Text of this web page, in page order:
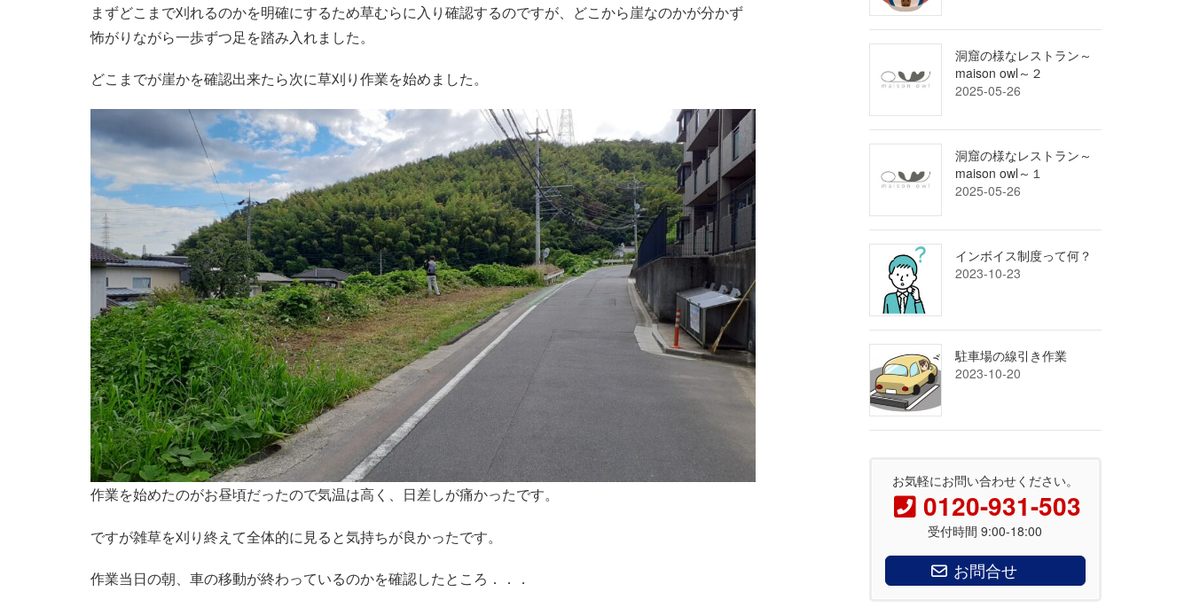
まずどこまで刈れるのかを明確にするため草むらに入り確認するのですが、どこから崖なのかが分かず
怖がりながら一歩ずつ足を踏み入れました。
どこまでが崖かを確認出来たら次に草刈り作業を始めました。
作業を始めたのがお昼頃だったので気温は高く、日差しが痛かったです。
ですが雑草を刈り終えて全体的に見ると気持ちが良かったです。
作業当日の朝、車の移動が終わっているのかを確認したところ．．．
洞窟の様なレストラン～
maison owl～２
2025-05-26
洞窟の様なレストラン～
maison owl～１
2025-05-26
インボイス制度って何？
2023-10-23
駐車場の線引き作業
2023-10-20
お気軽にお問い合わせください。
0120-931-503
受付時間 9:00-18:00
お問合せ